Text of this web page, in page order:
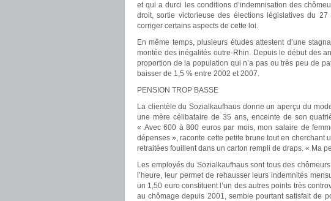
et qui a durci les conditions d’indemnisation des
droit, sortie victorieuse des élections législatives du 27
corriger certains aspects de cette loi.
En même temps, plusieurs études attestent d’une
montée des inégalités outre-Rhin. Depuis le début des
proportion de la population qui n’a pas ou très peu de
baisser de 1,5 % entre 2002 et 2007.
PENSION TROP BASSE
La clientèle du Sozialkaufhaus donne un aperçu du
une mère célibataire de 35 ans, enceinte de son
« Avec 600 à 800 euros par mois, mon salaire de
dépenses », raconte cette petite brune tout en cherchant
retraitées fouillent dans un carton rempli de draps. « Ma
Les employés du Sozialkaufhaus sont tous des
l’heure, leur permet de rehausser leurs indemnités
un 1,50 euro constituent l’un des autres points très
au chômage depuis 2001, semble pourtant satisfait de